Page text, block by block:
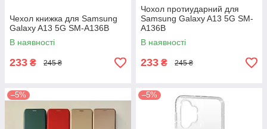
Чехол книжка для Samsung
Galaxy A13 5G SM-A136B
В наявності
233 ₴ 245 ₴
Чохол протиударний для
Samsung Galaxy A13 5G SM-
A136B
В наявності
233 ₴ 245 ₴
–5% –5%